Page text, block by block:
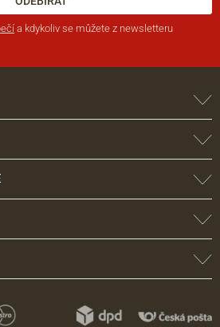
a kdykoliv se můžete z newsletteru